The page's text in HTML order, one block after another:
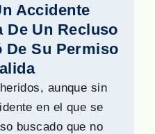
Accidente
De Un Recluso
De Su Permiso
aunque sin
en el que se
buscado que no